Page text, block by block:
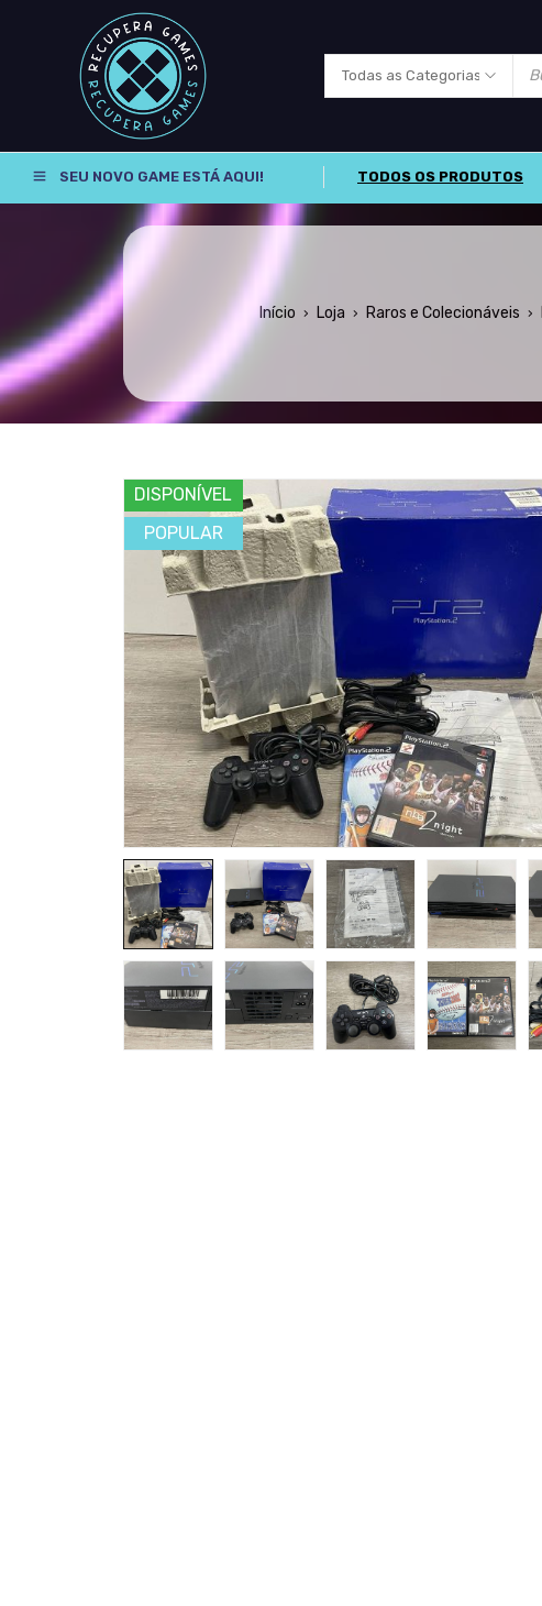
SEU NOVO GAME ESTÁ AQUI! TODOS OS PRODUTOS
Início › Loja › Raros e Colecionáveis ›
DISPONÍVEL
POPULAR